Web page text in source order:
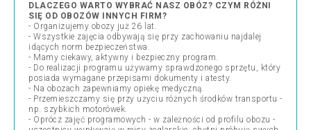
DLACZEGO WARTO WYBRAĆ NASZ OBÓZ? CZYM RÓŻNI
SIĘ OD OBOZÓW INNYCH FIRM?
- Organizujemy obozy już 26 lat.
- Wszystkie zajęcia odbywają się przy zachowaniu najdalej
idących norm bezpieczeństwa.
- Mamy ciekawy, aktywny i bezpieczny program.
- Do realizacji programu używamy sprawdzonego sprzętu, który
posiada wymagane przepisami dokumenty i atesty.
- Na obozach zapewniamy opiekę medyczną.
- Przemieszczamy się przy użyciu różnych środków transportu -
np. szybkich motorówek.
- Oprócz zajęć programowych - w zależności od profilu obozu -